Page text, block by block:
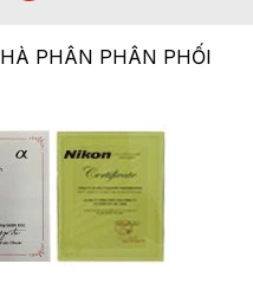
PHÂN PHÂN PHỐI